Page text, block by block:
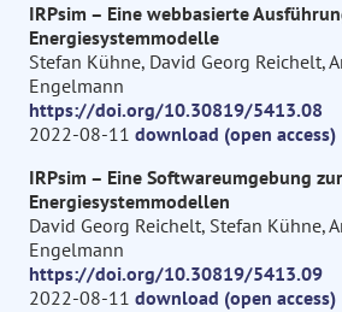
IRPsim – Eine webbasierte
Energiesystemmodelle
Stefan Kühne, David Georg Reichelt,
Engelmann
https://doi.org/10.30819/5413.08
2022-08-11 download (open access)
IRPsim – Eine Softwareumgebung
Energiesystemmodellen
David Georg Reichelt, Stefan Kühne,
Engelmann
https://doi.org/10.30819/5413.09
2022-08-11 download (open access)